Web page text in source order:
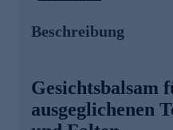
SKINSAFEGUARD+
• Kann in alle
• Merkliche Verbesserung
Pollustop®
Beschreibung
Gesichtsbalsam
ausgeglichenen